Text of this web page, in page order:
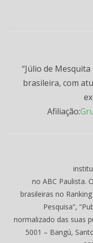
“Júlio de
brasileira, com
Afiliação:
no ABC Paulista.
brasileiras no
Pesquisa”,
normalizado das suas
5001 – Bangú,